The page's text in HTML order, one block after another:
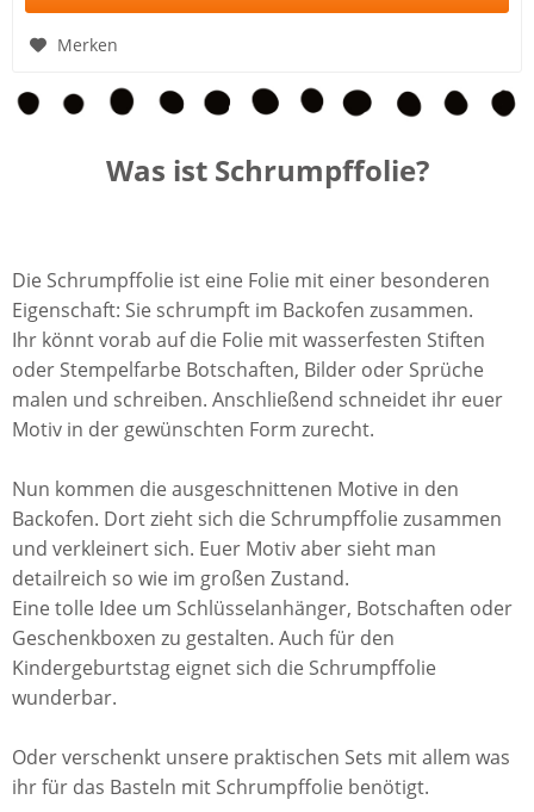
Merken
Was ist Schrumpffolie?
Die Schrumpffolie ist eine Folie mit einer besonderen
Eigenschaft: Sie schrumpft im Backofen zusammen.
Ihr könnt vorab auf die Folie mit wasserfesten Stiften
oder Stempelfarbe Botschaften, Bilder oder Sprüche
malen und schreiben. Anschließend schneidet ihr euer
Motiv in der gewünschten Form zurecht.
Nun kommen die ausgeschnittenen Motive in den
Backofen. Dort zieht sich die Schrumpffolie zusammen
und verkleinert sich. Euer Motiv aber sieht man
detailreich so wie im großen Zustand.
Eine tolle Idee um Schlüsselanhänger, Botschaften oder
Geschenkboxen zu gestalten. Auch für den
Kindergeburtstag eignet sich die Schrumpffolie
wunderbar.
Oder verschenkt unsere praktischen Sets mit allem was
ihr für das Basteln mit Schrumpffolie benötigt.